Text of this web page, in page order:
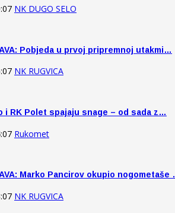
NK DUGO SELO
Pobjeda u prvoj pripremnoj utakmi…
NK RUGVICA
i RK Polet spajaju snage – od sada z…
Rukomet
Marko Pancirov okupio nogometaše
NK RUGVICA